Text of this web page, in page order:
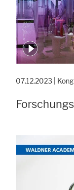
07.12.2023 |